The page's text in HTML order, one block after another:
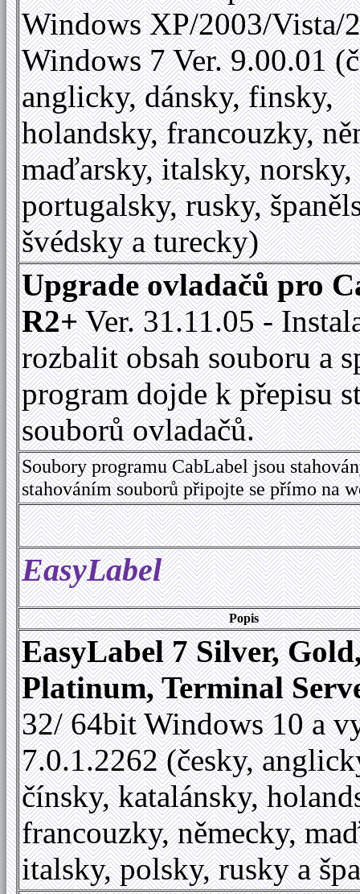
Windows XP/2003/Vista/
Windows 7 Ver. 9.00.01
anglicky, dánsky, finsky,
holandsky, francouzky,
maďarsky, italsky,
portugalsky, rusky,
švédsky a turecky)
Upgrade ovladačů pro
R2+Ver. 31.11.05 -
rozbalit obsah souboru a
program dojde k přepisu
souborů ovladačů.
Soubory programu CabLabel jsou
stahováním souborů připojte se přímo na
EasyLabel
Popis
EasyLabel 7 Silver,
Platinum, Terminal
32/ 64bit Windows 10 a
7.0.1.2262 (česky,
čínsky, katalánsky,
francouzky, německy,
italsky, polsky, rusky a